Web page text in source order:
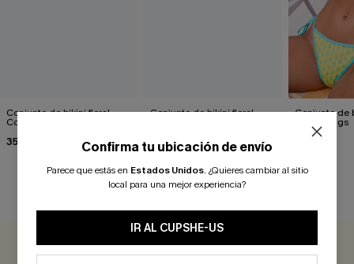
Conjunto de bikini floral
Cool Girl
35,00 €
Conjunto de bikini floral
26,00 €
Conjunto de
Heartstrings
32,00 €
0.0
Confirma tu ubicación de envío
Parece que estás en Estados Unidos. ¿Quieres cambiar al sitio
local para una mejor experiencia?
IR AL CUPSHE-US